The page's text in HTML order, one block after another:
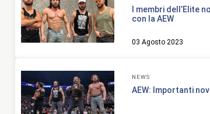
I membri dell’Elite
con la AEW
03 Agosto 2023
NEWS
AEW: Importanti